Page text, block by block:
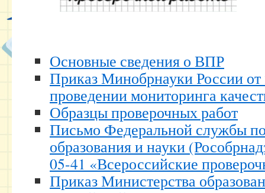
Основные сведения о ВПР
Приказ Минобрнауки России
проведении мониторинга
Образцы проверочных работ
Письмо Федеральной службы
образования и науки
05-41 «Всероссийские
Приказ Министерства